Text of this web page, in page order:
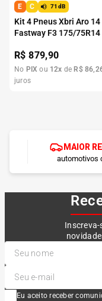
E C 71dB
Kit 4 Pneus Xbri Aro 14
Fastway F3 175/
R$879,90
No PIX ou 12x de R$ 86,
juros
MAIOR
automotivos
Eu aceito receber